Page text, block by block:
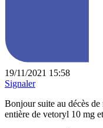
19/11/2021 15:58
Signaler
Bonjour suite au décès
entière de vetoryl 10 mg